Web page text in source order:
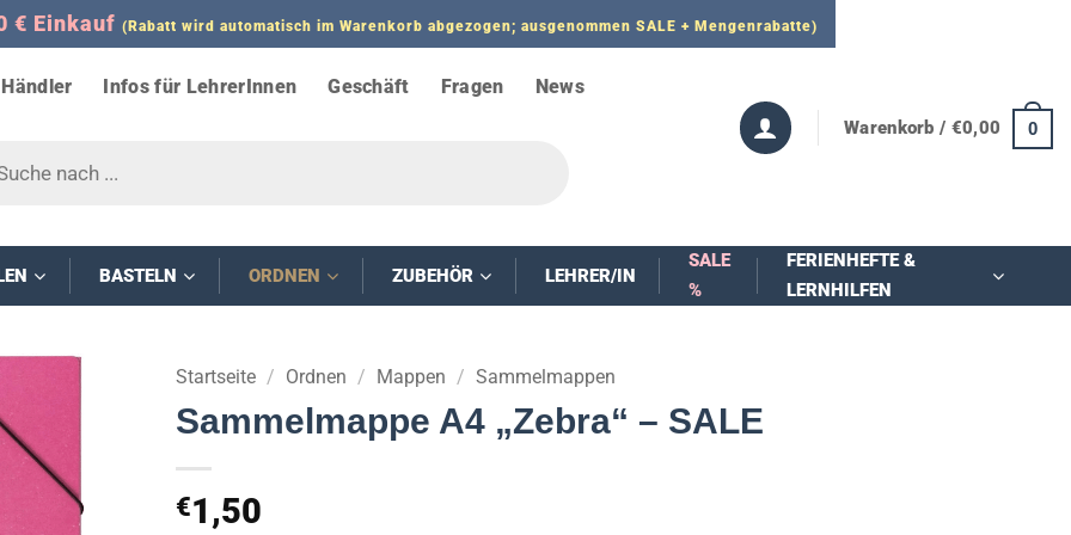
€ Einkauf (Rabatt wird automatisch im Warenkorb abgezogen; ausgenommen SALE + Mengenrabatte)
Händler Infos für LehrerInnen Geschäft Fragen News
Warenkorb / €0,00 0
BASTELN ORDNEN ZUBEHÖR LEHRER/IN
SALE
%
FERIENHEFTE &
LERNHILFEN
Startseite / Ordnen / Mappen / Sammelmappen
Sammelmappe A4 „Zebra“ – SALE
€1,50